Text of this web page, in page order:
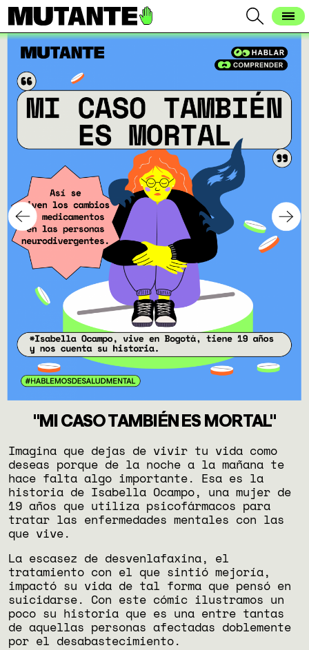
"MI CASO TAMBIÉN ES MORTAL"
Imagina que dejas de vivir tu vida como
deseas porque de la noche a la mañana te
hace falta algo importante. Esa es la
historia de Isabella Ocampo, una mujer de
19 años que utiliza psicofármacos para
tratar las enfermedades mentales con las
que vive.
La escasez de desvenlafaxina, el
tratamiento con el que sintió mejoría,
impactó su vida de tal forma que pensó en
suicidarse. Con este cómic ilustramos un
poco su historia que es una entre tantas
de aquellas personas afectadas doblemente
por el desabastecimiento.